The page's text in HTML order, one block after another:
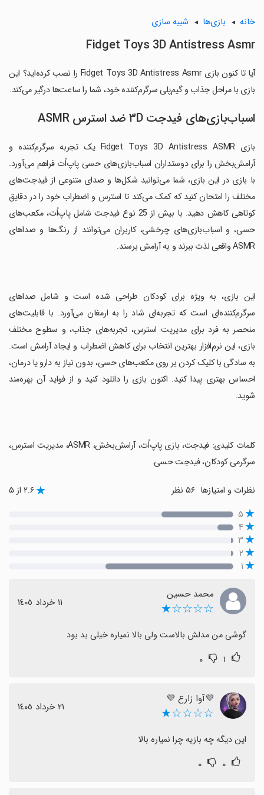
خانه بازی‌ها شبیه سازی
Fidget Toys 3D Antistress Asmr
آیا تا کنون بازی Fidget Toys 3D Antistress Asmr را نصب کرده‌اید؟ این
بازی با مراحل جذاب و گیم‌پلی سرگرم‌کننده خود، شما را ساعت‌ها درگیر می‌کند.
اسباب‌بازی‌های فیدجت ۳D ضد استرس ASMR
بازی Fidget Toys 3D Antistress ASMR یک تجربه سرگرم‌کننده و
آرامش‌بخش را برای دوستداران اسباب‌بازی‌های حسی پاپ‌اُت فراهم می‌آورد.
با بازی در این بازی، شما می‌توانید شکل‌ها و صدای متنوعی از فیدجت‌های
مختلف را امتحان کنید که کمک می‌کند تا استرس و اضطراب خود را در دقایق
کوتاهی کاهش دهید. با بیش از 25 نوع فیدجت شامل پاپ‌اُت، مکعب‌های
حسی، و اسباب‌بازی‌های چرخشی، کاربران می‌توانند از رنگ‌ها و صداهای
ASMR واقعی لذت ببرند و به آرامش برسند.
‏این بازی، به ویژه برای کودکان طراحی شده است و شامل صداهای
سرگرم‌کننده‌ای است که تجربه‌ای شاد را به ارمغان می‌آورد. با قابلیت‌های
منحصر به فرد برای مدیریت استرس، تجربه‌های جذاب، و سطوح مختلف
بازی، این نرم‌افزار بهترین انتخاب برای کاهش اضطراب و ایجاد آرامش است.
به سادگی با کلیک کردن بر روی مکعب‌های حسی، بدون نیاز به دارو یا درمان،
احساس بهتری پیدا کنید. اکنون بازی را دانلود کنید و از فواید آن بهره‌مند
شوید.
‏کلمات کلیدی: فیدجت، بازی پاپ‌اُت، آرامش‌بخش، ASMR، مدیریت استرس،
سرگرمی کودکان، فیدجت حسی.
نظرات و امتیازها ۲.۶ از ۵
۵
۴
۳
۲
۱
محمد حسین
☆☆☆☆★ ١١ خرداد ١٤٠٥
گوشی من مدلش بالاست ولی بالا نمیاره خیلی بد بود
۱ ۰
💜آوا زارع 💜
☆☆☆☆★ ٢١ خرداد ١٤٠٥
این دیگه چه بازیه چرا نمیاره بالا
۰ ۰